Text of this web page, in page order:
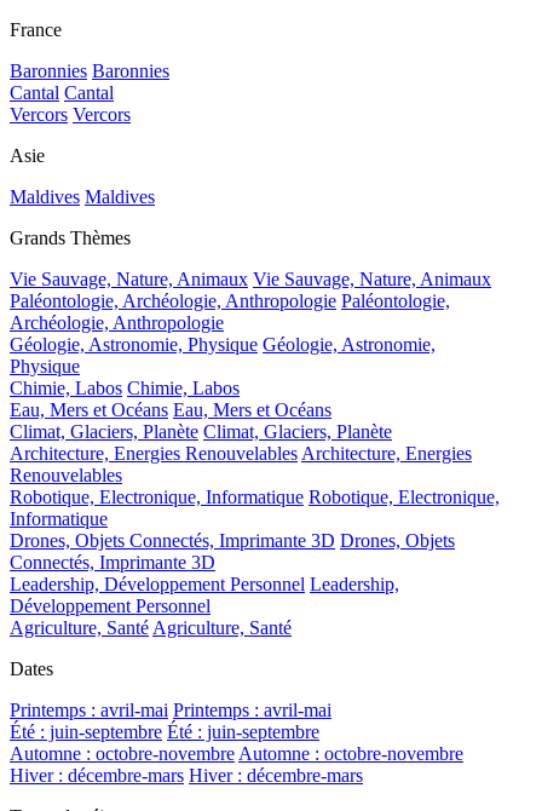
France
Baronnies Baronnies
Cantal Cantal
Vercors Vercors
Asie
Maldives Maldives
Grands Thèmes
Vie Sauvage, Nature, Animaux Vie Sauvage, Nature, Animaux
Paléontologie, Archéologie, Anthropologie Paléontologie,
Archéologie, Anthropologie
Géologie, Astronomie, Physique Géologie, Astronomie,
Physique
Chimie, Labos Chimie, Labos
Eau, Mers et Océans Eau, Mers et Océans
Climat, Glaciers, Planète Climat, Glaciers, Planète
Architecture, Energies Renouvelables Architecture, Energies
Renouvelables
Robotique, Electronique, Informatique Robotique, Electronique,
Informatique
Drones, Objets Connectés, Imprimante 3D Drones, Objets
Connectés, Imprimante 3D
Leadership, Développement Personnel Leadership,
Développement Personnel
Agriculture, Santé Agriculture, Santé
Dates
Printemps : avril-mai Printemps : avril-mai
Été : juin-septembre Été : juin-septembre
Automne : octobre-novembre Automne : octobre-novembre
Hiver : décembre-mars Hiver : décembre-mars